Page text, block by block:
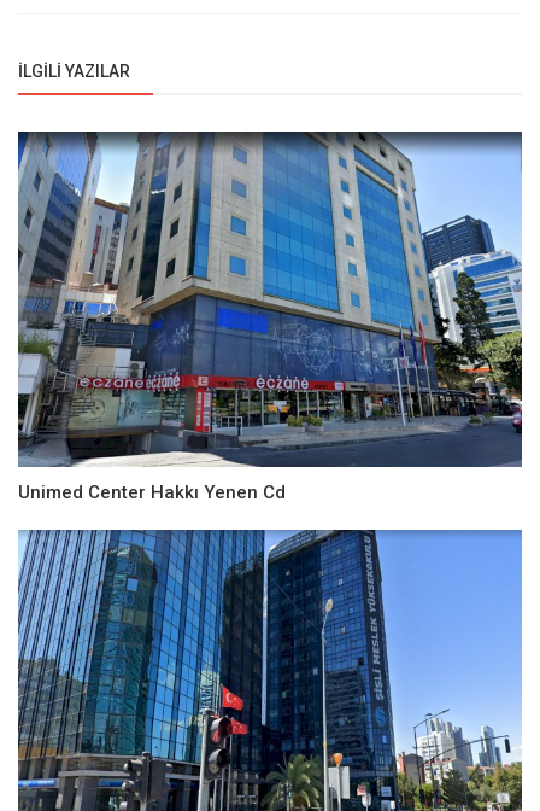
İLGILI YAZILAR
Unimed Center Hakkı Yenen Cd